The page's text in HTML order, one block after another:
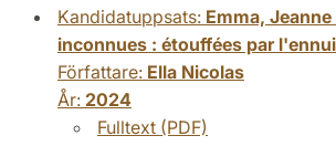
Kandidatuppsats: Emma,
inconnues : étouffées par l'ennui
Författare: Ella Nicolas
År: 2024
Fulltext (PDF)